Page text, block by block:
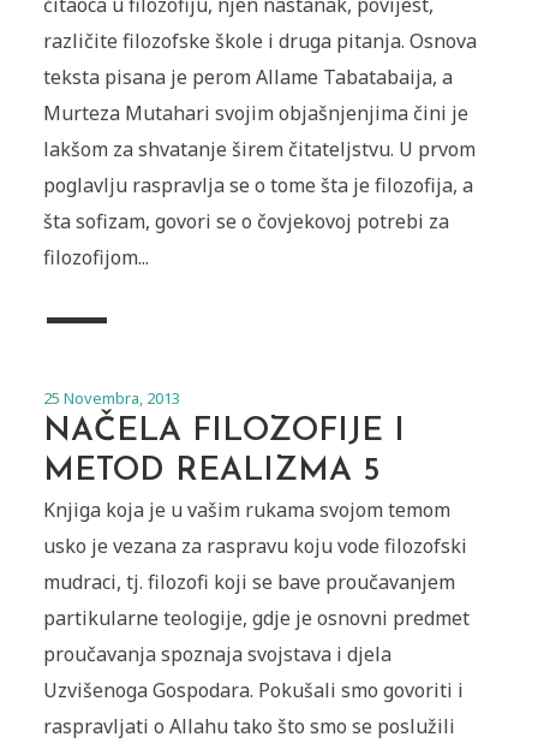
različite filozofske škole i druga pitanja. Osnova
teksta pisana je perom Allame Tabatabaija, a
Murteza Mutahari svojim objašnjenjima čini je
lakšom za shvatanje širem čitateljstvu. U prvom
poglavlju raspravlja se o tome šta je filozofija, a
šta sofizam, govori se o čovjekovoj potrebi za
filozofijom...
25 Novembra, 2013
NAČELA FILOZOFIJE I
METOD REALIZMA 5
Knjiga koja je u vašim rukama svojom temom
usko je vezana za raspravu koju vode filozofski
mudraci, tj. filozofi koji se bave proučavanjem
partikularne teologije, gdje je osnovni predmet
proučavanja spoznaja svojstava i djela
Uzvišenoga Gospodara. Pokušali smo govoriti i
raspravljati o Allahu tako što smo se poslužili